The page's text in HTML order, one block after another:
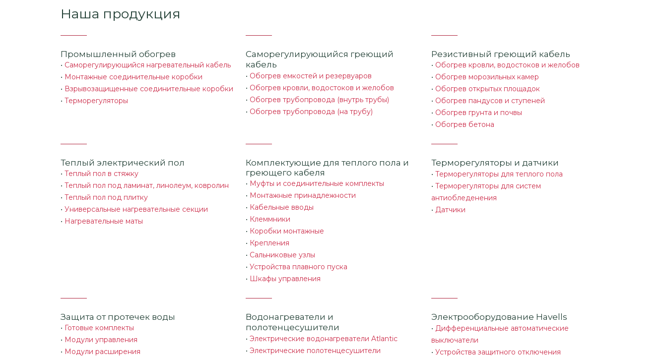
Наша продукция
Промышленный обогрев
• Саморегулирующийся нагревательный кабель
• Монтажные соединительные коробки
• Взрывозащищенные соединительные коробки
• Терморегуляторы
Саморегулирующийся греющий
кабель
• Обогрев емкостей и резервуаров
• Обогрев кровли, водостоков и желобов
• Обогрев трубопровода (внутрь трубы)
• Обогрев трубопровода (на трубу)
Резистивный греющий кабель
• Обогрев кровли, водостоков и желобов
• Обогрев морозильных камер
• Обогрев открытых площадок
• Обогрев пандусов и ступеней
• Обогрев грунта и почвы
• Обогрев бетона
Теплый электрический пол
• Теплый пол в стяжку
• Теплый пол под ламинат, линолеум, ковролин
• Теплый пол под плитку
• Универсальные нагревательные секции
• Нагревательные маты
Комплектующие для теплого пола и
греющего кабеля
• Муфты и соединительные комплекты
• Монтажные принадлежности
• Кабельные вводы
• Клеммники
• Коробки монтажные
• Крепления
• Сальниковые узлы
•Устройства плавного пуска
• Шкафы управления
Терморегуляторы и датчики
• Терморегуляторы для теплого пола
• Терморегуляторы для систем
антиобледенения
• Датчики
Защита от протечек воды
• Готовые комплекты
• Модули управления
• Модули расширения
Водонагреватели и
полотенцесушители
•Электрические водонагреватели Atlantic
•Электрические полотенцесушители
Электрооборудование Havells
• Дифференциальные автоматические
выключатели
• Устройства защитного отключения